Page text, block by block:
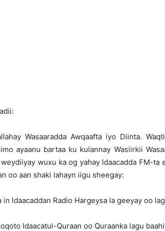
Wasaaradda Awqaafta iyo Diinta.
ayaanu bartaa ku kulannay Wasiirkii
wuxu ka og yahay Idaacadda FM-ta
oo aan shaki lahayn iigu sheegay:
Idaacaddan Radio Hargeysa la geeyay oo
Idaacatul-Quraan oo Quraanka lagu